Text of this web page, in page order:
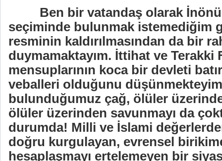
Ben bir vatandaş olarak
seçiminde bulunmak istemediğim
resminin kaldırılmasından da bir
duymamaktayım. İttihat ve Terakki
mensuplarının koca bir devleti
veballeri olduğunu
bulunduğumuz çağ, ölüler
ölüler üzerinden savunmayı da
durumda! Milli ve İslami
doğru kurgulayan, evrensel
hesaplaşmayı ertelemeyen bir